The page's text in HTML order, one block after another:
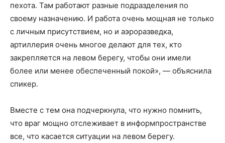
пехота. Там работают разные подразделения по
своему назначению. И работа очень мощная не только
с личным присутствием, но и аэроразведка,
артиллерия очень многое делают для тех, кто
закрепляется на левом берегу, чтобы они имели
более или менее обеспеченный покой», — объяснила
спикер.
Вместе с тем она подчеркнула, что нужно помнить,
что враг мощно отслеживает в информпространстве
все, что касается ситуации на левом берегу.